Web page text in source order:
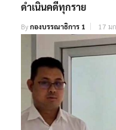
ดำเนินคดีทุกราย
Byกองบรรณาธิการ 1 17 ม